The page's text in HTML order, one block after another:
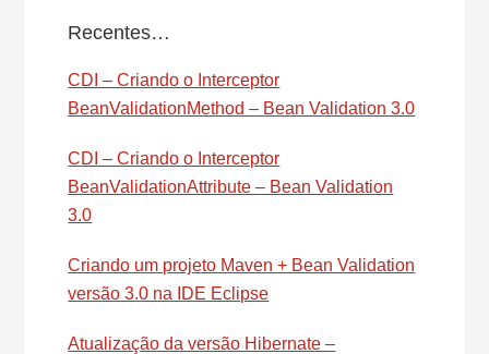
Recentes…
CDI – Criando o Interceptor
BeanValidationMethod – Bean Validation 3.0
CDI – Criando o Interceptor
BeanValidationAttribute – Bean Validation
3.0
Criando um projeto Maven + Bean Validation
versão 3.0 na IDE Eclipse
Atualização da versão Hibernate –